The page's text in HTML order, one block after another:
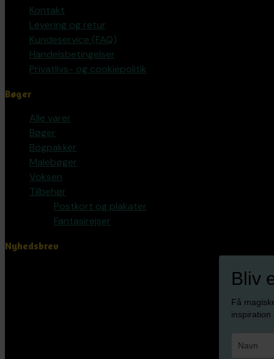
Kontakt
Levering og retur
Kundeservice (FAQ)
Handelsbetingelser
Privatlivs- og cookiepolitik
Bøger
Alle varer
Bøger
Bogpakker
Malebøger
Voksen
Tilbehør
Postkort og plakater
Fantasirejser
Nyhedsbrev
Bliv
Få
inspiration